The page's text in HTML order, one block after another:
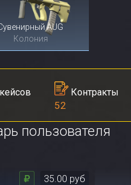
AUG
Колония
Контракты
52
пользователя
35.00 руб